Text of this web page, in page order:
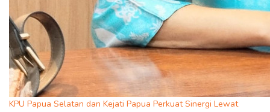
KPU Papua Selatan dan Kejati Papua Perkuat Sinergi Lewat